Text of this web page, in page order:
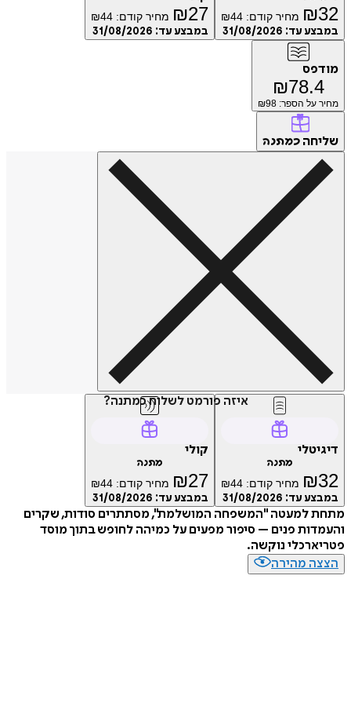
₪ מחיר קודם: ₪44
עד:31/08/2026
₪ 27 מחיר קודם: ₪44
במבצע עד:31/08/2026
₪
על הספר: ₪98
כמתנה
איזה פורמט לשלוח כמתנה?
₪ מחיר קודם: ₪44
עד:31/08/2026
₪ 27 מחיר קודם: ₪44
במבצע עד:31/08/2026
למעטה "המשפחה המושלמת", מסתתרים סודות, שקרים
פנים – סיפור מפעים על כמיהה לחופש בתוך מוסד
נוקשה.
מהירה